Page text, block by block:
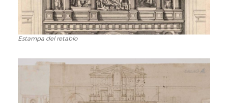
Estampa
retablo
Estampa del retablo